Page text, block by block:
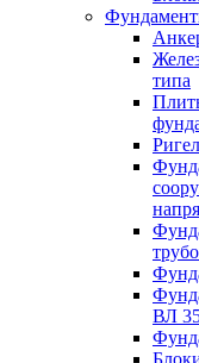
типа
ВЛ